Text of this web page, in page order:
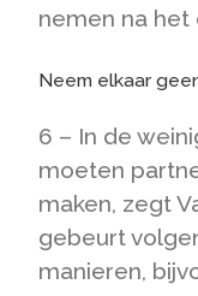
nemen na het
Neem elkaar
6 – In de
moeten
maken, zegt
gebeurt
manieren,